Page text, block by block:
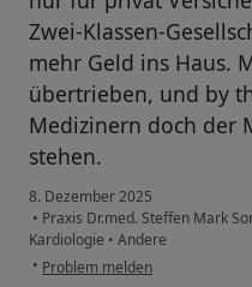
Zwei-Klassen-
mehr Geld ins Haus.
übertrieben, und by
Medizinern doch der
stehen.
8. Dezember 2025
• Praxis Dr.med. Steffen Mark
Kardiologie • Andere
• Problem melden